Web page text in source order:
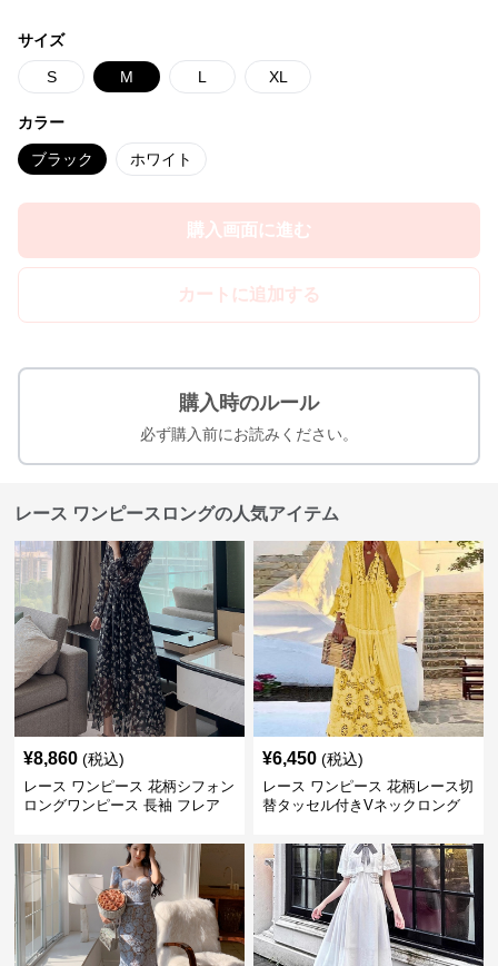
サイズ
S M L XL
カラー
ブラック ホワイト
購入画面に進む
カートに追加する
購入時のルール
必ず購入前にお読みください。
レース ワンピースロングの人気アイテム
¥8,860 (税込)
レース ワンピース 花柄シフォン
ロングワンピース 長袖 フレア
¥6,450 (税込)
レース ワンピース 花柄レース切
替タッセル付きVネックロング